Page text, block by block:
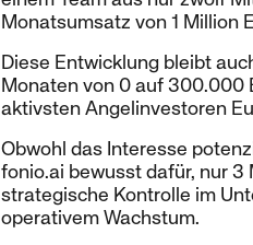
Monatsumsatz von 1 Million
Diese Entwicklung bleibt
Monaten von 0 auf 300.000
aktivsten Angelinvestoren
Obwohl das Interesse
fonio.ai bewusst dafür, nur 3
strategische Kontrolle im
operativem Wachstum.